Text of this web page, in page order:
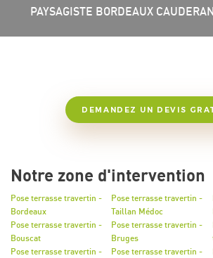
PAYSAGISTE BORDEAUX
DEMANDEZ UN DEVIS
Notre zone d'intervention
Pose terrasse travertin -
Bordeaux
Pose terrasse travertin -
Bouscat
Pose terrasse travertin -
Pose terrasse travertin -
Taillan Médoc
Pose terrasse travertin -
Bruges
Pose terrasse travertin -